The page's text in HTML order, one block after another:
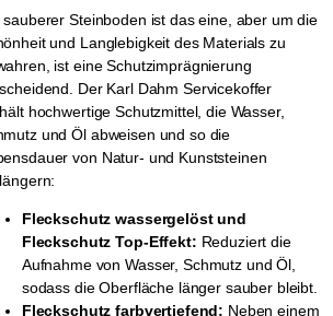
sauberer Steinboden ist das eine, aber um die
und Langlebigkeit des Materials zu
ist eine Schutzimprägnierung
Der Karl Dahm Servicekoffer
hochwertige Schutzmittel, die Wasser,
und Öl abweisen und so die
von Natur- und Kunststeinen
Fleckschutz wassergelöst und
Fleckschutz Top-Effekt: Reduziert die
Aufnahme von Wasser, Schmutz und Öl,
sodass die Oberfläche länger sauber bleibt.
Fleckschutz farbvertiefend: Neben einem